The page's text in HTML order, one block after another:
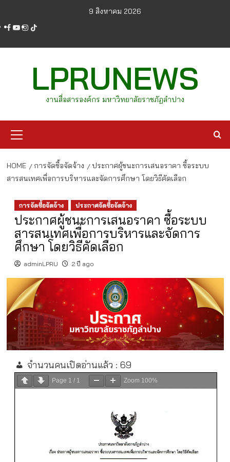
content
9 สิงหาคม 2026
facebook
youtube
instagram
tiktok
LPRUNEWS
งานสื่อสารองค์กร มหาวิทยาลัยราชภัฏลำปาง
Menu
HOME การจัดซื้อจัดจ้าง
ประกาศผู้ชนะการเสนอราคา ซื้อระบบ
สารสนเทศเพื่อการบริหารและจัดการศึกษา โดยวิธีคัดเลือก
การจัดซื้อจัดจ้าง ประกาศจัดซื้อจัดจ้าง
ประกาศผู้ชนะการเสนอราคา ซื้อระบบ
สารสนเทศเพื่อการบริหารและจัดการ
ศึกษา โดยวิธีคัดเลือก
adminLPRU 2 ปี ago
จำนวนคนเปิดอ่านแล้ว : 69
Page 1 / 1 Zoom 100%